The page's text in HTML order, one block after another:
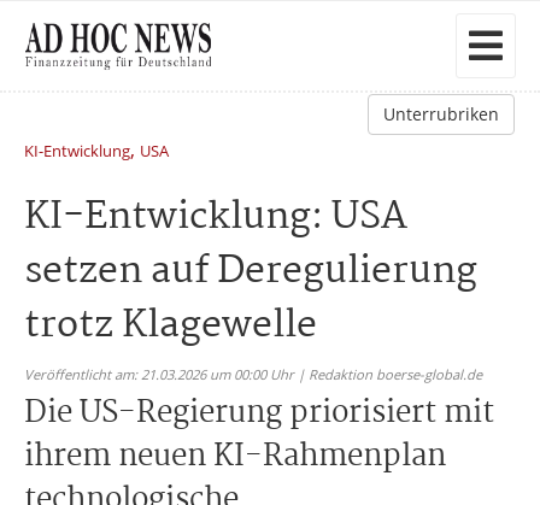
Unterrubriken
KI-Entwicklung, USA
KI-Entwicklung: USA
setzen auf Deregulierung
trotz Klagewelle
Veröffentlicht am: 21.03.2026 um 00:00 Uhr | Redaktion boerse-global.de
Die US-Regierung priorisiert mit
ihrem neuen KI-Rahmenplan